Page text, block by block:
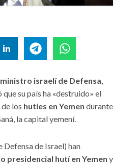
ministro israelí de Defensa,
que su país ha «destruido» el
los hutíes en Yemen durante
la capital yemení.
Defensa de Israel) han
presidencial hutí en Yemen y